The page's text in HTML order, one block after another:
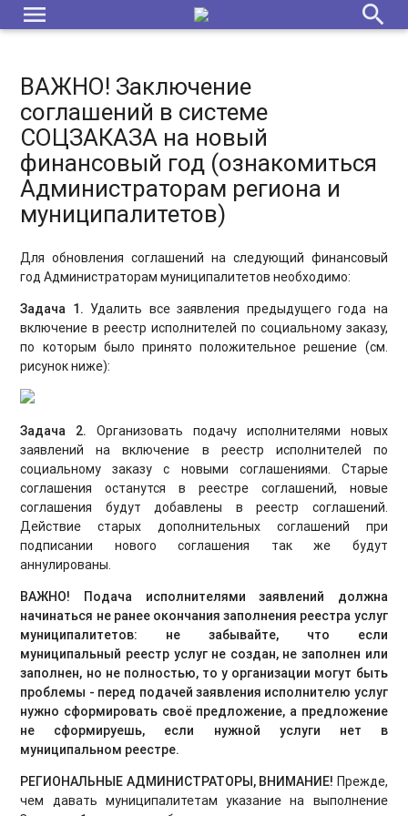
menu
Модуль «Обучающиеся»: функционал и структура
региона и муниципалитетов)
Переход на новый финансовый 2025 год. План технических
мероприятий в Навигаторе [дорожная карта]
Механизм удаления персональных данных пользователей
и детей
мероприятий в Навигаторе [дорожная карта]
Меры поддержки для семей участников СВО
Функционал дополнительных представителей ребёнка
search
ВАЖНО! Заключение
соглашений в системе
СОЦЗАКАЗА на новый
финансовый год (ознакомиться
Администраторам региона и
муниципалитетов)
Для обновления соглашений на следующий финансовый
год Администраторам муниципалитетов необходимо:
Задача 1. Удалить все заявления предыдущего года на
включение в реестр исполнителей по социальному заказу,
по которым было принято положительное решение (см.
рисунок ниже):
Задача 2. Организовать подачу исполнителями новых
заявлений на включение в реестр исполнителей по
социальному заказу с новыми соглашениями. Старые
соглашения останутся в реестре соглашений, новые
соглашения будут добавлены в реестр соглашений.
Действие старых дополнительных соглашений при
подписании нового соглашения так же будут
аннулированы.
ВАЖНО! Подача исполнителями заявлений должна
начинаться не ранее окончания заполнения реестра услуг
муниципалитетов: не забывайте, что если
муниципальный реестр услуг не создан, не заполнен или
заполнен, но не полностью, то у организации могут быть
проблемы - перед подачей заявления исполнителю услуг
нужно сформировать своё предложение, а предложение
не сформируешь, если нужной услуги нет в
муниципальном реестре.
РЕГИОНАЛЬНЫЕ АДМИНИСТРАТОРЫ, ВНИМАНИЕ! Прежде,
чем давать муниципалитетам указание на выполнение